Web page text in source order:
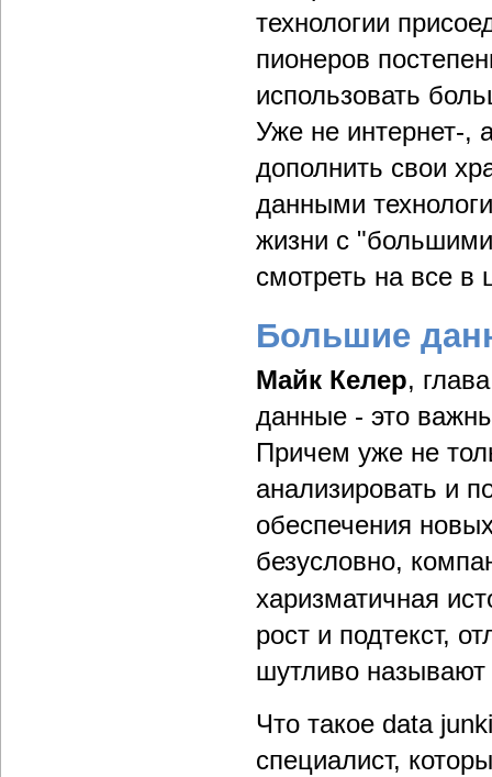
технологии
пионеров
использовать
Уже не интернет-,
дополнить свои
данными
жизни с
смотреть на все
Большие
Майк Келер,
данные - это
Причем уже не
анализировать и
обеспечения
безусловно,
харизматичная
рост и подтекст,
шутливо
Что такое data
специалист,